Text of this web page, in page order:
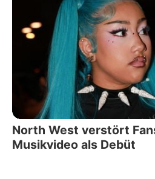
North West verstört
Musikvideo als Debüt